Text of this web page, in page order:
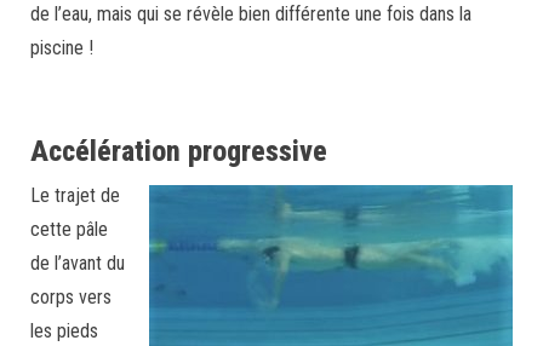
de l’eau, mais qui se révèle bien différente une fois dans la
piscine !
Accélération progressive
Le trajet de
cette pâle
de l’avant du
corps vers
les pieds